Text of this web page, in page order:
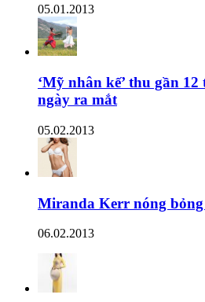
05.01.2013
‘Mỹ nhân kế’ thu gần
ngày ra mắt
05.02.2013
Miranda Kerr nóng
06.02.2013